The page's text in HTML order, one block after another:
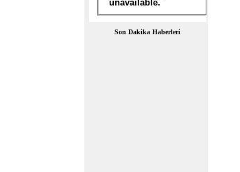
Son Dakika Haberleri